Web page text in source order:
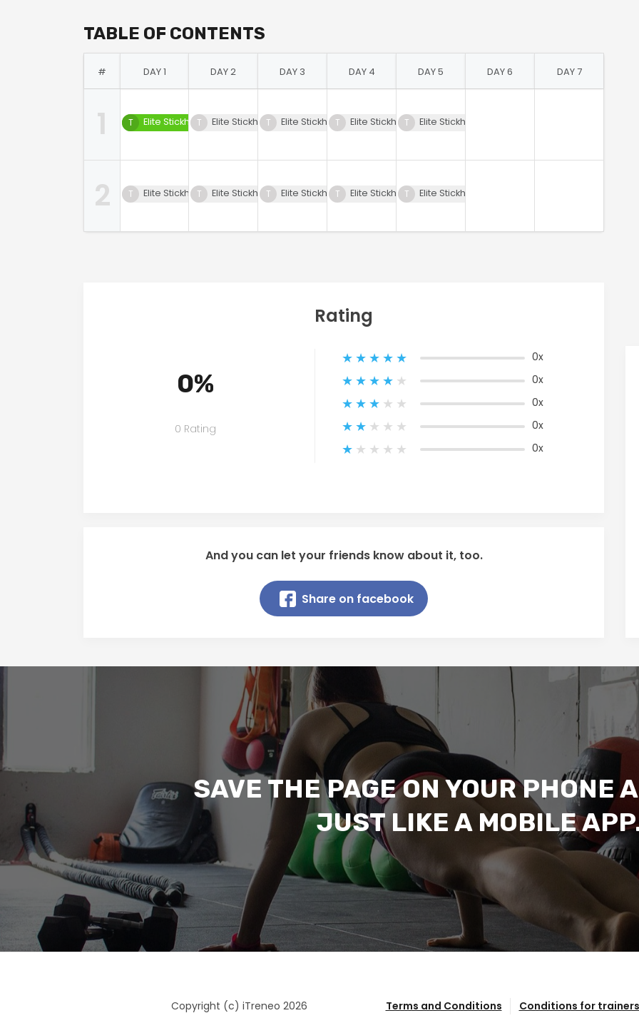
TABLE OF CONTENTS
# DAY 1 DAY 2 DAY 3 DAY 4 DAY 5 DAY 6 DAY 7
1 Elite Stickhandling LVL 0.1Elite Stickhandling LVL 1 (00)Elite Stickhandling LVL 0.1Elite Stickhandling LVL 1 (00)Elite Stickhandling LVL 0.1
2 Elite Stickhandling LVL 1 (00)Elite Stickhandling LVL 0.1Elite Stickhandling LVL 1 (00)Elite Stickhandling LVL 0.1Elite Stickhandling LVL 1 (00)
Rating
0%
0 Rating
0x
0x
0x
0x
0x
And you can let your friends know about it, too.
Share on facebook
SAVE THE PAGE ON YOUR PHONE
JUST LIKE A MOBILE
Copyright (c) iTreneo 2026 Terms and Conditions Conditions for trainers